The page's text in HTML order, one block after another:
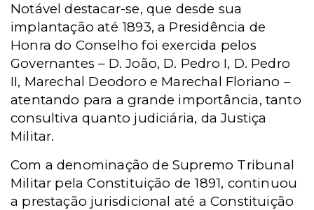
Notável destacar-se, que desde sua
implantação até 1893, a Presidência de
Honra do Conselho foi exercida pelos
Governantes – D. João, D. Pedro I, D. Pedro
II, Marechal Deodoro e Marechal Floriano –
atentando para a grande importância, tanto
consultiva quanto judiciária, da Justiça
Militar.
Com a denominação de Supremo Tribunal
Militar pela Constituição de 1891, continuou
a prestação jurisdicional até a Constituição